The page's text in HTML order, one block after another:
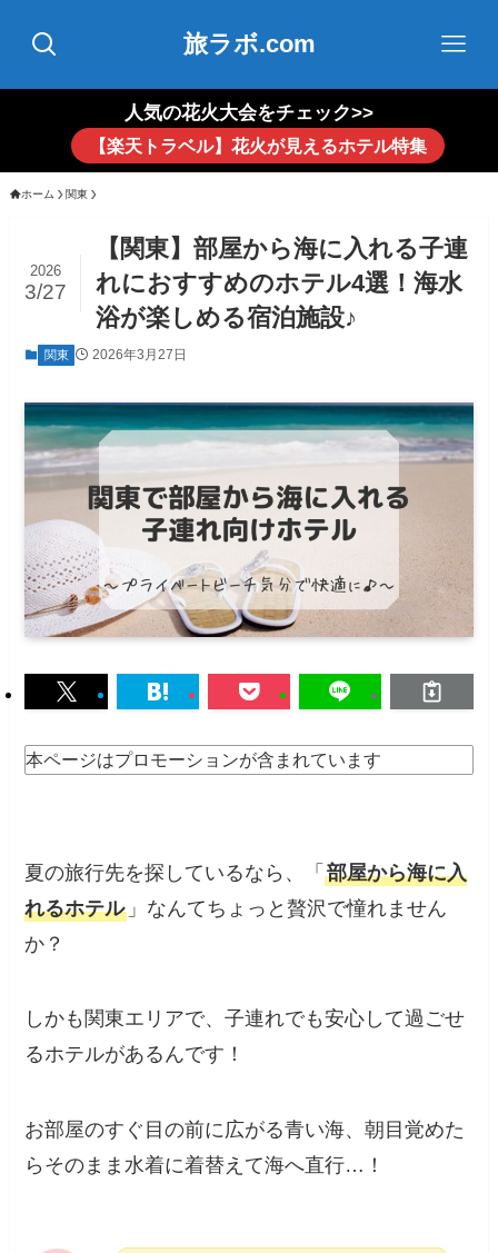
旅ラボ.com
人気の花火大会をチェック>>
【楽天トラベル】花火が見えるホテル特集
ホーム 関東
【関東】部屋から海に入れる子連
れにおすすめのホテル4選！海水
浴が楽しめる宿泊施設♪
2026
3/27
関東 2026年3月27日
本ページはプロモーションが含まれています
夏の旅行先を探しているなら、「部屋から海に入
れるホテル 」なんてちょっと贅沢で憧れません
か？
しかも関東エリアで、子連れでも安心して過ごせ
るホテルがあるんです！
お部屋のすぐ目の前に広がる青い海、朝目覚めた
らそのまま水着に着替えて海へ直行…！